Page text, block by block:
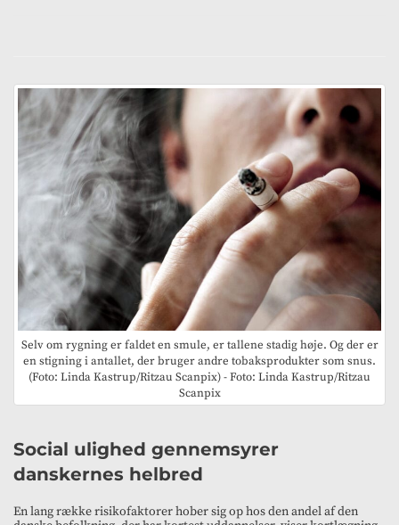
Selv om rygning er faldet en smule, er tallene stadig høje. Og der er
en stigning i antallet, der bruger andre tobaksprodukter som snus.
(Foto: Linda Kastrup/Ritzau Scanpix) - Foto: Linda Kastrup/Ritzau
Scanpix
Social ulighed gennemsyrer
danskernes helbred
En lang række risikofaktorer hober sig op hos den andel af den